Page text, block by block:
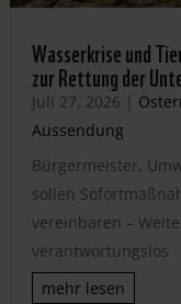
Wasserkrise und
zur Rettung der
Juli 27, 2026 |
Aussendung
Bürgermeister,
sollen
vereinbaren –
verantwortungslos
mehr lesen